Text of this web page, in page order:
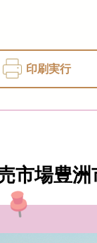
印刷実行
市場豊洲